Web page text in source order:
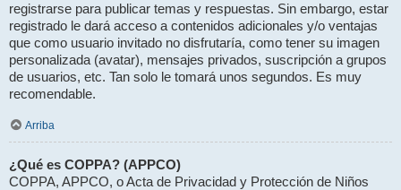
registrarse para publicar temas y respuestas. Sin embargo, estar
registrado le dará acceso a contenidos adicionales y/o ventajas
que como usuario invitado no disfrutaría, como tener su imagen
personalizada (avatar), mensajes privados, suscripción a grupos
de usuarios, etc. Tan solo le tomará unos segundos. Es muy
recomendable.
Arriba
¿Qué es COPPA? (APPCO)
COPPA, APPCO, o Acta de Privacidad y Protección de Niños